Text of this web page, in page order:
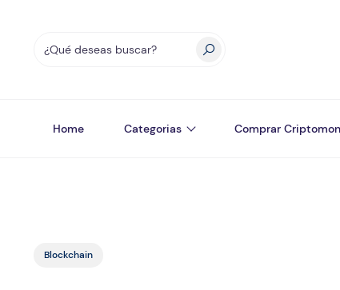
Home Categorias Comprar
Blockchain